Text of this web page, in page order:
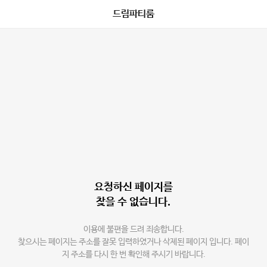
드림파티룸
요청하신 페이지를
찾을 수 없습니다.
이용에 불편을 드려 죄송합니다.
찾으시는 페이지는 주소를 잘못 입력하였거나 삭제된 페이지 입니다. 페이
지 주소를 다시 한 번 확인해 주시기 바랍니다.